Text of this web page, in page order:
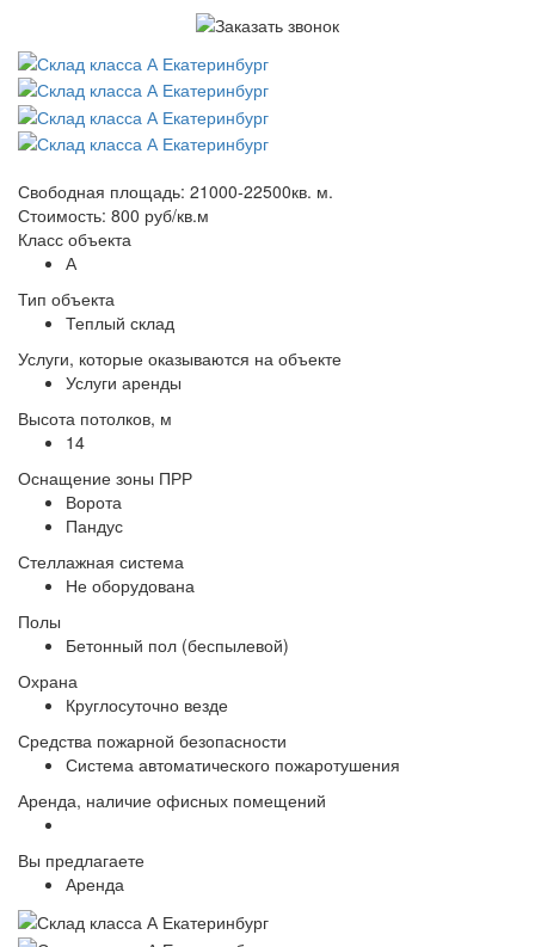
Свободная площадь: 21000-22500кв. м.
Стоимость: 800 руб/кв.м
Класс объекта
А
Тип объекта
Теплый склад
Услуги, которые оказываются на объекте
Услуги аренды
Высота потолков, м
14
Оснащение зоны ПРР
Ворота
Пандус
Стеллажная система
Не оборудована
Полы
Бетонный пол (беспылевой)
Охрана
Круглосуточно везде
Средства пожарной безопасности
Система автоматического пожаротушения
Аренда, наличие офисных помещений
Вы предлагаете
Аренда